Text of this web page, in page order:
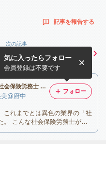
記事を報告する
次の記事
平成26年度補正（平成27年
実施） 小規模事業者持続化
補助金
鉄は熱いうちに打て！~ IT社会保険労務士 濵本絵美＠東京都府中市~
@府中
これまでとは異色の業界の「社
。 こんな社会保険労務士がい
気に入ったらフォロー
会員登録は不要です
フォロー